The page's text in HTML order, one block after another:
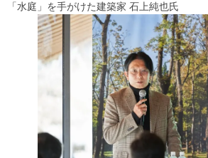
「水庭」を手がけた建築家 石上純也氏